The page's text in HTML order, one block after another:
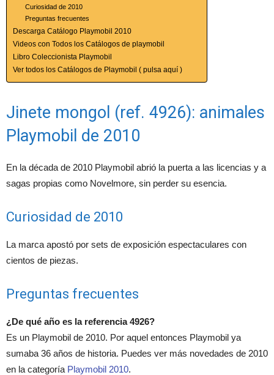
Curiosidad de 2010
Preguntas frecuentes
Descarga Catálogo Playmobil 2010
Videos con Todos los Catálogos de playmobil
Libro Coleccionista Playmobil
Ver todos los Catálogos de Playmobil ( pulsa aquí )
Jinete mongol (ref. 4926): animales
Playmobil de 2010
En la década de 2010 Playmobil abrió la puerta a las licencias y a
sagas propias como Novelmore, sin perder su esencia.
Curiosidad de 2010
La marca apostó por sets de exposición espectaculares con
cientos de piezas.
Preguntas frecuentes
¿De qué año es la referencia 4926?
Es un Playmobil de 2010. Por aquel entonces Playmobil ya
sumaba 36 años de historia. Puedes ver más novedades de 2010
en la categoría Playmobil 2010.